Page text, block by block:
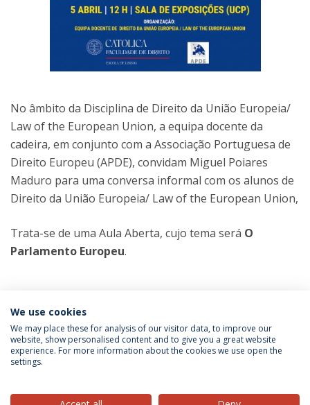
No âmbito da Disciplina de Direito da União Europeia/
Law of the European Union, a equipa docente da
cadeira, em conjunto com a Associação Portuguesa de
Direito Europeu (APDE), convidam Miguel Poiares
Maduro para uma conversa informal com os alunos de
Direito da União Europeia/ Law of the European Union,
Trata-se de uma Aula Aberta, cujo tema será O
Parlamento Europeu.
Law
Observatory of Law of the European Union
Católica Portuguesa
Privacy Policy
We use cookies
We may place these for analysis of our visitor data, to improve our
website, show personalised content and to give you a great website
experience. For more information about the cookies we use open the
settings.